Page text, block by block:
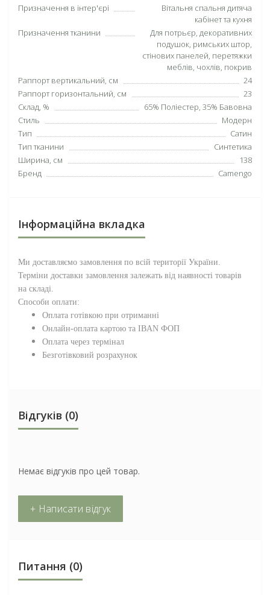
Призначення в інтер'єрі
Вітальня спальня дитяча
кабінет та кухня
Призначення тканини
Для потрьєр, декоративних
подушок, римських штор,
стінових панелей, перетяжки
меблів, чохлів, покрив
Раппорт вертикальний, см
24
Раппорт горизонтальний, см
23
Склад, %
65% Поліестер, 35% Бавовна
Стиль
Модерн
Тип
Сатин
Тип тканини
Синтетика
Ширина, см
138
Бренд
Camengo
Інформаційна вкладка
Ми доставляємо замовлення по всій території України.
Терміни доставки замовлення залежать від наявності товарів
на складі.
Способи оплати:
Оплата готівкою при отриманні
Онлайн-оплата картою та IBAN ФОП
Оплата через термінал
Безготівковий розрахунок
Відгуків (0)
Немає відгуків про цей товар.
+ Написати відгук
Питання (0)